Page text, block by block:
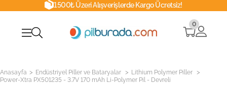
1500₺ Üzeri Alışverişlerde Kargo Ücretsiz!
0
Anasayfa > Endüstriyel Piller ve Bataryalar > Lithium Polymer Piller >
Power-Xtra PX501235 - 3.7V 170 mAh Li-Polymer Pil - Devreli